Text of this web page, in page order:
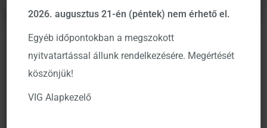
2026. augusztus 21-én (péntek) nem érhető el.
Egyéb időpontokban a megszokott
nyitvatartással állunk rendelkezésére. Megértését
köszönjük!
VIG Alapkezelő